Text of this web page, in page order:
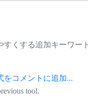
すくする追加キーワー
をコメントに追加...
tool.